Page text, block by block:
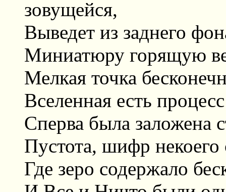
зовущейся,
Выведет из заднего
Миниатюру горящую
Мелкая точка
Вселенная есть
Сперва была заложена
Пустота, шифр некоего
Где зеро содержало